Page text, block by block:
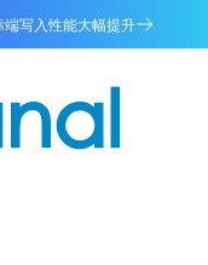
写入性能大幅提升